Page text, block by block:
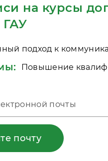
на курсы
ГАУ
подход к
Повышение
почту